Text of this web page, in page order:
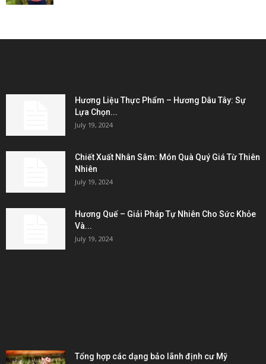
Hương Liệu Thực Phẩm – Hương Dâu Tây: Sự
Lựa Chọn...
July 19, 2024
Chiết Xuất Nhân Sâm: Món Quà Quý Giá Từ Thiên
Nhiên
July 19, 2024
Hương Quế – Giải Pháp Tự Nhiên Cho Sức Khỏe
Và...
July 19, 2024
Tổng hợp các dạng bảo lãnh định cư Mỹ